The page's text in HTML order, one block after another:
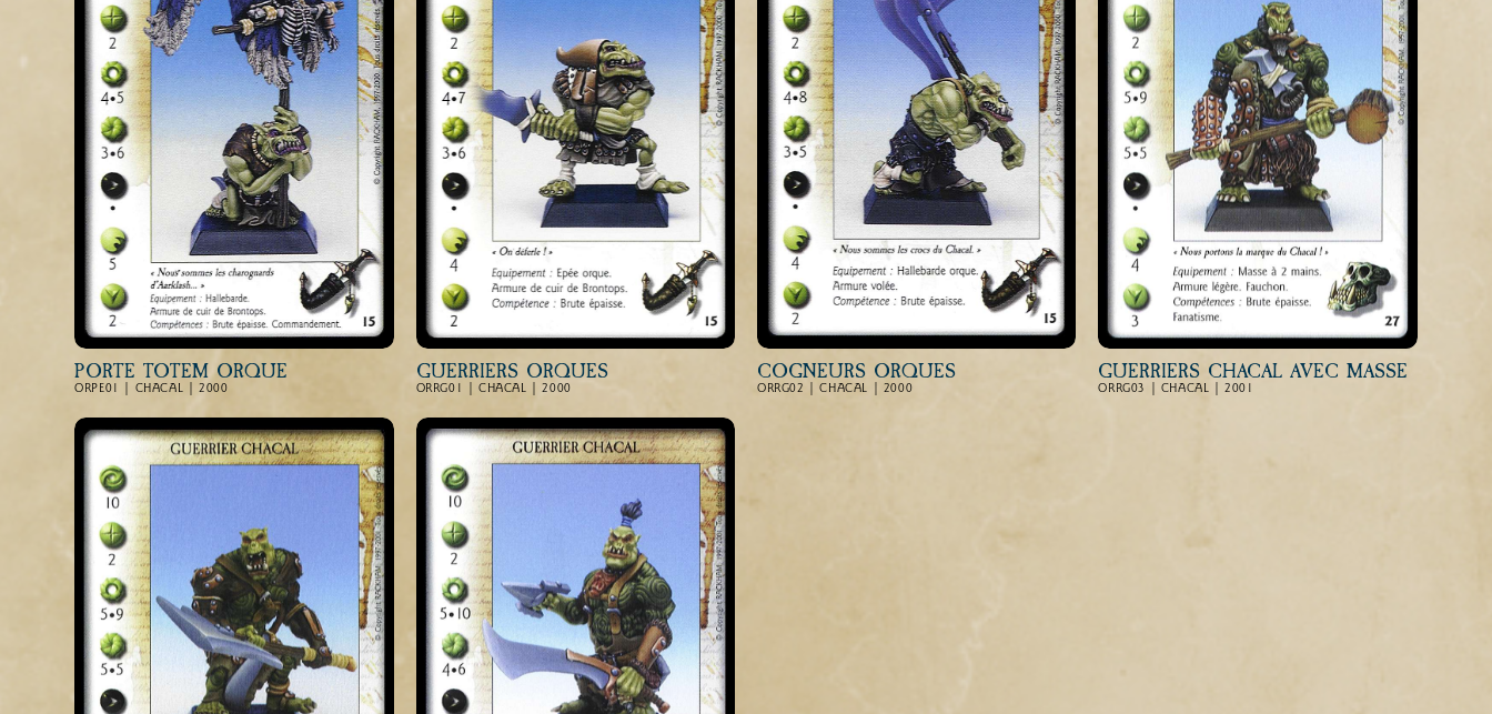
PORTE TOTEM ORQUE
ORPE01 | CHACAL | 2000
GUERRIERS ORQUES
ORRG01 | CHACAL | 2000
COGNEURS ORQUES
ORRG02 | CHACAL | 2000
GUERRIERS CHACAL AVEC MASSE
ORRG03 | CHACAL | 2001